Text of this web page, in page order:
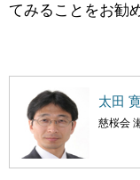
てみることをお勧
太田
慈桜会